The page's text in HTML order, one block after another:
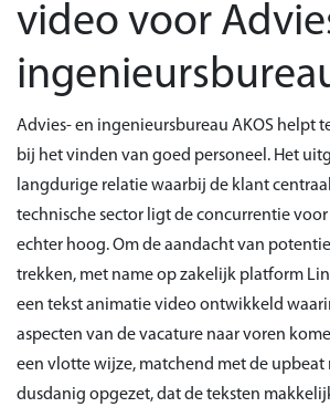
video voor
Advies- en ingenieursbureau AKOS helpt
bij het vinden van goed personeel. Het
langdurige relatie waarbij de klant
technische sector ligt de concurrentie voor
echter hoog. Om de aandacht van
trekken, met name op zakelijk platform
een tekst animatie video ontwikkeld
aspecten van de vacature naar voren
een vlotte wijze, matchend met de upbeat
dusdanig opgezet, dat de teksten